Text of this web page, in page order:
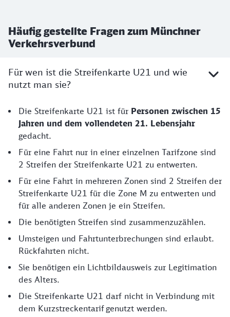
Häufig gestellte Fragen zum Münchner
Verkehrsverbund
Für wen ist die Streifenkarte U21 und wie
nutzt man sie?
Die Streifenkarte U21 ist für Personen zwischen 15
Jahren und dem vollendeten 21. Lebensjahr
gedacht.
Für eine Fahrt nur in einer einzelnen Tarifzone sind
2 Streifen der Streifenkarte U21 zu entwerten.
Für eine Fahrt in mehreren Zonen sind 2 Streifen der
Streifenkarte U21 für die Zone M zu entwerten und
für alle anderen Zonen je ein Streifen.
Die benötigten Streifen sind zusammenzuzählen.
Umsteigen und Fahrtunterbrechungen sind erlaubt.
Rückfahrten nicht.
Sie benötigen ein Lichtbildausweis zur Legitimation
des Alters.
Die Streifenkarte U21 darf nicht in Verbindung mit
dem Kurzstreckentarif genutzt werden.